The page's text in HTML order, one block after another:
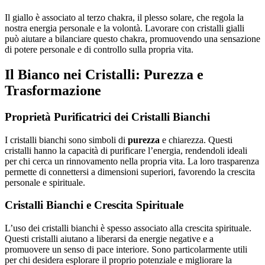
Il giallo è associato al terzo chakra, il plesso solare, che regola la
nostra energia personale e la volontà. Lavorare con cristalli gialli
può aiutare a bilanciare questo chakra, promuovendo una sensazione
di potere personale e di controllo sulla propria vita.
Il Bianco nei Cristalli: Purezza e
Trasformazione
Proprietà Purificatrici dei Cristalli Bianchi
I cristalli bianchi sono simboli di purezza e chiarezza. Questi
cristalli hanno la capacità di purificare l’energia, rendendoli ideali
per chi cerca un rinnovamento nella propria vita. La loro trasparenza
permette di connettersi a dimensioni superiori, favorendo la crescita
personale e spirituale.
Cristalli Bianchi e Crescita Spirituale
L’uso dei cristalli bianchi è spesso associato alla crescita spirituale.
Questi cristalli aiutano a liberarsi da energie negative e a
promuovere un senso di pace interiore. Sono particolarmente utili
per chi desidera esplorare il proprio potenziale e migliorare la